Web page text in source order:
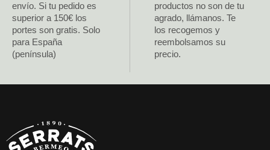
envío. Si tu pedido es
superior a 150€ los
portes son gratis. Solo
para España
(península)
productos no son de tu
agrado, llámanos. Te
los recogemos y
reembolsamos su
precio.